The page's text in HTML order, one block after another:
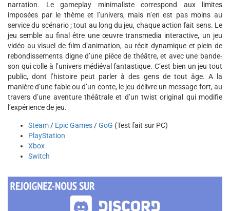
narration. Le gameplay minimaliste correspond aux limites
imposées par le thème et l’univers, mais n’en est pas moins au
service du scénario ; tout au long du jeu, chaque action fait sens. Le
jeu semble au final être une œuvre transmedia interactive, un jeu
vidéo au visuel de film d’animation, au récit dynamique et plein de
rebondissements digne d’une pièce de théâtre, et avec une bande-
son qui colle à l’univers médiéval fantastique. C’est bien un jeu tout
public, dont l’histoire peut parler à des gens de tout âge. A la
manière d’une fable ou d’un conte, le jeu délivre un message fort, au
travers d’une aventure théâtrale et d’un twist original qui modifie
l’expérience de jeu.
Steam/ Epic Games/GoG (Test fait sur PC)
PlayStation
Xbox
Switch